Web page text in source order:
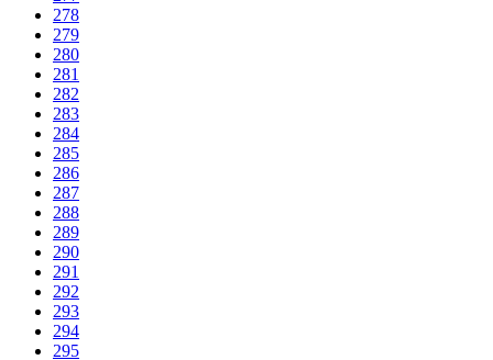
278
279
280
281
282
283
284
285
286
287
288
289
290
291
292
293
294
295